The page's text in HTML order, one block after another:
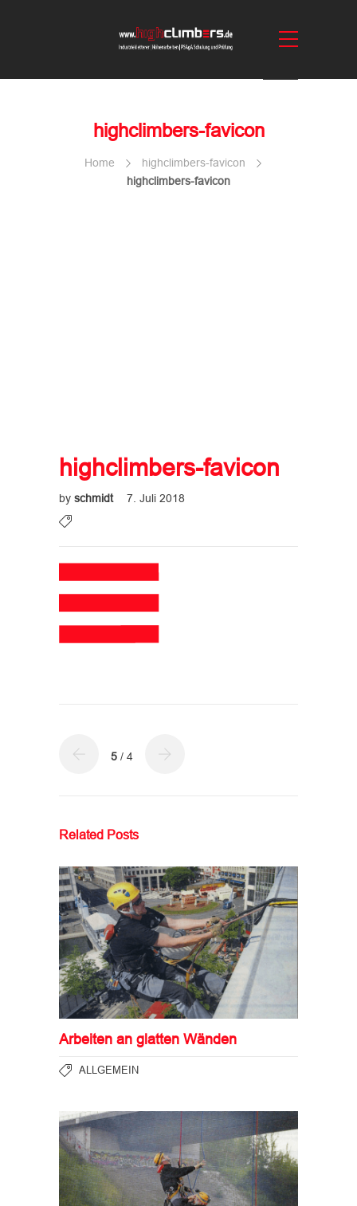
highclimbers-favicon
Home
highclimbers-favicon
highclimbers-favicon
highclimbers-favicon
by schmidt 7. Juli 2018
5 / 4
Related Posts
Arbeiten an glatten Wänden
ALLGEMEIN